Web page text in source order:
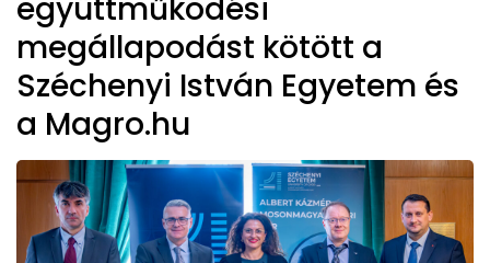
együttműködési
megállapodást kötött a
Széchenyi István Egyetem és
a Magro.hu